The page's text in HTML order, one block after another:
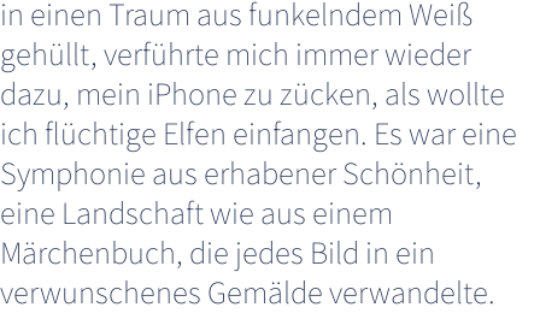
in einen Traum aus funkelndem Weiß
gehüllt, verführte mich immer wieder
dazu, mein iPhone zu zücken, als wollte
ich flüchtige Elfen einfangen. Es war eine
Symphonie aus erhabener Schönheit,
eine Landschaft wie aus einem
Märchenbuch, die jedes Bild in ein
verwunschenes Gemälde verwandelte.